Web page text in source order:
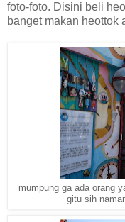
foto-foto. Disini beli
banget makan heottok
mumpung ga ada orang
gitu sih